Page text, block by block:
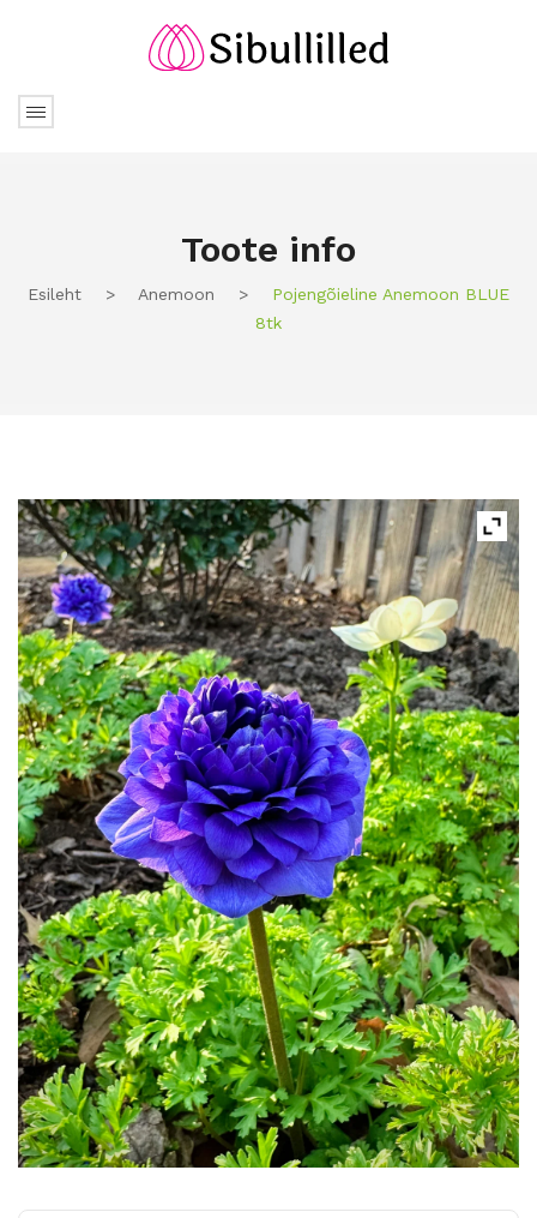
Toote info
Esileht > Anemoon >
Pojengõieline Anemoon BLUE
8tk